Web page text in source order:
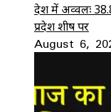
देश में अव्वलः
प्रदेश शीर्ष पर
August 6,